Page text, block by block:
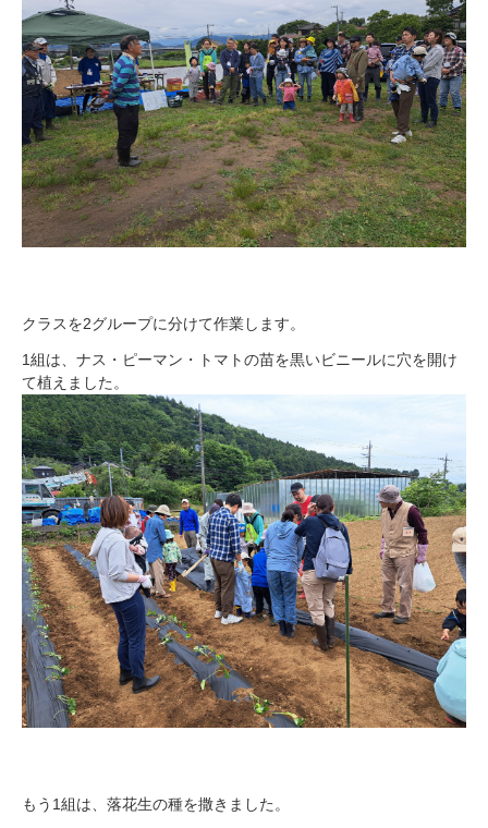
クラスを2グループに分けて作業します。
1組は、ナス・ピーマン・トマトの苗を黒いビニールに穴を開け
て植えました。
もう1組は、落花生の種を撒きました。